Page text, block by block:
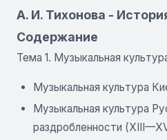
А. И. Тихонова -
Содержание
Тема 1. Музыкальная
Музыкальная культура
Музыкальная культура
раздробленности